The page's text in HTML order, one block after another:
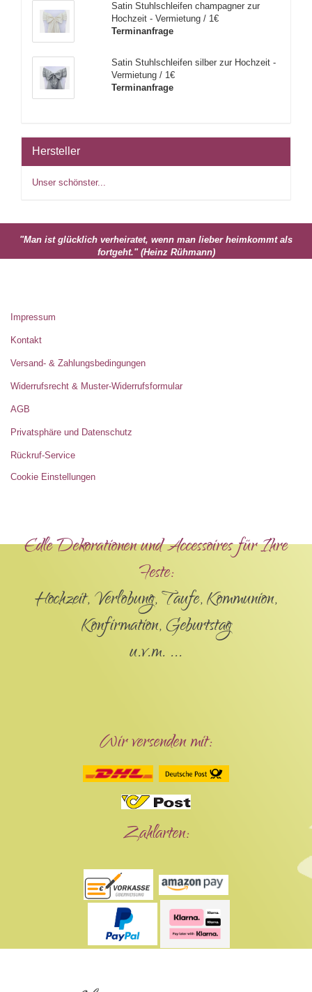
Satin Stuhlschleifen champagner zur
Hochzeit - Vermietung / 1€
Terminanfrage
Satin Stuhlschleifen silber zur Hochzeit -
Vermietung / 1€
Terminanfrage
Hersteller
Unser schönster...
"Man ist glücklich verheiratet, wenn man lieber heimkommt als
fortgeht." (Heinz Rühmann)
Impressum
Kontakt
Versand- & Zahlungsbedingungen
Widerrufsrecht & Muster-Widerrufsformular
AGB
Privatsphäre und Datenschutz
Rückruf-Service
Cookie Einstellungen
Edle Dekorationen und Accessoires für Ihre
Feste:
Hochzeit, Verlobung, Taufe, Kommunion,
Konfirmation, Geburtstag
u.v.m. ...
Wir versenden mit:
Zahlarten: